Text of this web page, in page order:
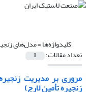
کلیدواژه‌ها =مدل‌های
تعداد مقالات: 1
مروری بر مدیریت
زنجیره تأمین لارج)